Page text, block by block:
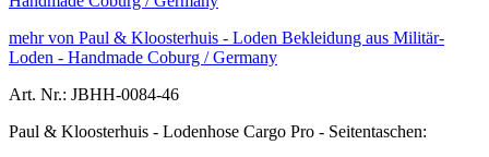
mehr von Paul & Kloosterhuis - Loden Bekleidung aus Militär-
Loden - Handmade Coburg / Germany
Art. Nr.: JBHH-0084-46
Paul & Kloosterhuis - Lodenhose Cargo Pro - Seitentaschen: